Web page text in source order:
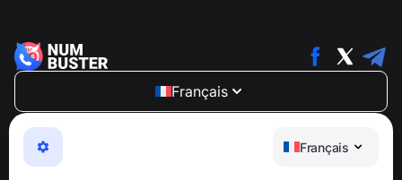
Français
Français
NumBuster © 2013—2026 ·
Une application facile à utiliser qui vous protège contre
les arnaques téléphoniques, le spam et les messages